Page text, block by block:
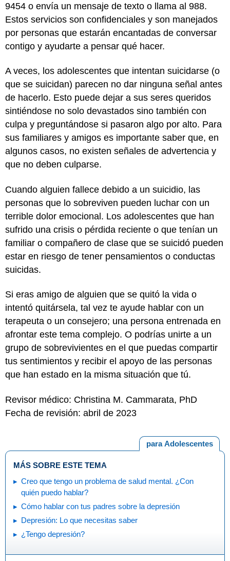
9454 o envía un mensaje de texto o llama al 988.
Estos servicios son confidenciales y son manejados
por personas que estarán encantadas de conversar
contigo y ayudarte a pensar qué hacer.
A veces, los adolescentes que intentan suicidarse (o
que se suicidan) parecen no dar ninguna señal antes
de hacerlo. Esto puede dejar a sus seres queridos
sintiéndose no solo devastados sino también con
culpa y preguntándose si pasaron algo por alto. Para
sus familiares y amigos es importante saber que, en
algunos casos, no existen señales de advertencia y
que no deben culparse.
Cuando alguien fallece debido a un suicidio, las
personas que lo sobreviven pueden luchar con un
terrible dolor emocional. Los adolescentes que han
sufrido una crisis o pérdida reciente o que tenían un
familiar o compañero de clase que se suicidó pueden
estar en riesgo de tener pensamientos o conductas
suicidas.
Si eras amigo de alguien que se quitó la vida o
intentó quitársela, tal vez te ayude hablar con un
terapeuta o un consejero; una persona entrenada en
afrontar este tema complejo. O podrías unirte a un
grupo de sobrevivientes en el que puedas compartir
tus sentimientos y recibir el apoyo de las personas
que han estado en la misma situación que tú.
Revisor médico: Christina M. Cammarata, PhD
Fecha de revisión: abril de 2023
para Adolescentes
MÁS SOBRE ESTE TEMA
Creo que tengo un problema de salud mental. ¿Con
quién puedo hablar?
Cómo hablar con tus padres sobre la depresión
Depresión: Lo que necesitas saber
¿Tengo depresión?